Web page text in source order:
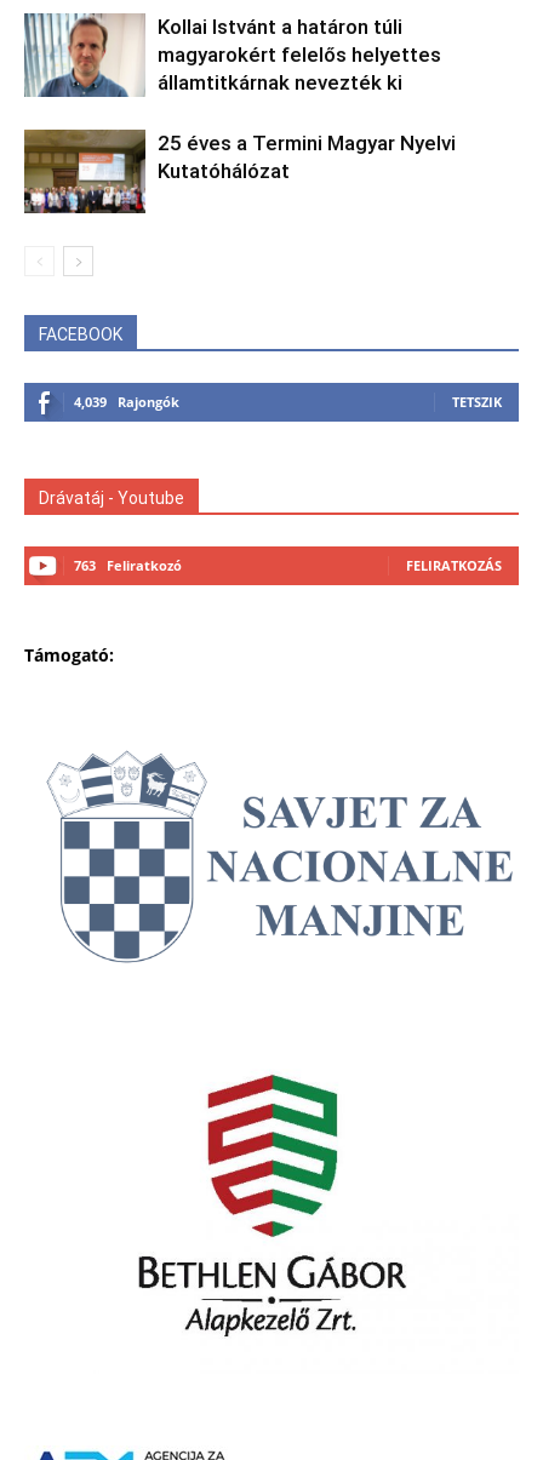
Kollai Istvánt a határon túli
magyarokért felelős helyettes
államtitkárnak nevezték ki
25 éves a Termini Magyar Nyelvi
Kutatóhálózat
FACEBOOK
4,039 Rajongók TETSZIK
Drávatáj - Youtube
763 Feliratkozó FELIRATKOZÁS
Támogató: